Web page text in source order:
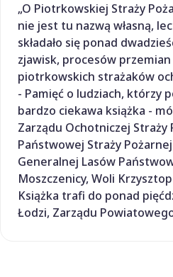
„O Piotrkowskiej Straży
nie jest tu nazwą własną,
składało się ponad
zjawisk, procesów
piotrkowskich strażaków
- Pamięć o ludziach, którzy
bardzo ciekawa książka -
Zarządu Ochotniczej
Państwowej Straży
Generalnej Lasów
Moszczenicy, Woli
Książka trafi do ponad
Łodzi, Zarządu